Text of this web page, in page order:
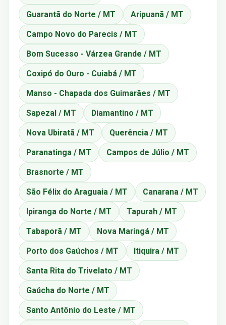
Guarantã do Norte / MT Aripuanã / MT
Campo Novo do Parecis / MT
Bom Sucesso - Várzea Grande / MT
Coxipó do Ouro - Cuiabá / MT
Manso - Chapada dos Guimarães / MT
Sapezal / MT Diamantino / MT
Nova Ubiratã / MT Querência / MT
Paranatinga / MT Campos de Júlio / MT
Brasnorte / MT
São Félix do Araguaia / MT Canarana / MT
Ipiranga do Norte / MT Tapurah / MT
Tabaporã / MT Nova Maringá / MT
Porto dos Gaúchos / MT Itiquira / MT
Santa Rita do Trivelato / MT
Gaúcha do Norte / MT
Santo Antônio do Leste / MT